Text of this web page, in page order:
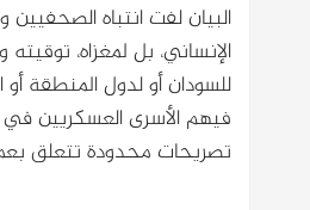
البيان لفت انتباه
للسودان أو لدول المنطقة أو
فيهم الأسرى العسكريين في
تصريحات محدودة تتعلق